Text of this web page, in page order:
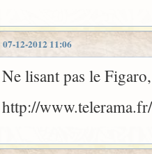
07-12-2012 11:06
Ne lisant pas le
http://